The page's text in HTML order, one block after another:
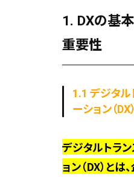
1. DXの基
重要性
1.1 デジタル
ーション（
デジタルトラ
ョン（DX）と